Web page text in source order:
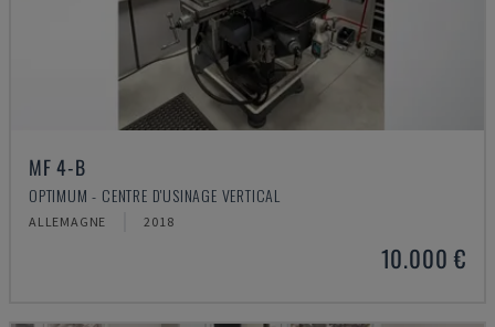
MF 4-B
OPTIMUM - CENTRE D'USINAGE VERTICAL
ALLEMAGNE 2018
10.000 €